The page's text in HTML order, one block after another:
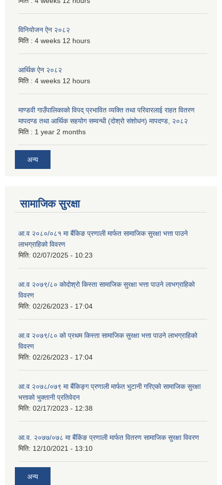
विनियोजन ऐन २०८२
मिति : 4 weeks 12 hours
आर्थिक ऐन २०८२
मिति : 4 weeks 12 hours
माण्डवी गाउँपालिकाको विपद् प्रभावित व्यक्ति तथा परिवारलाई राहत वितरण
मापदण्ड तथा आर्थिक सहयोग सम्वन्धी (दोश्रो संशोधन) मापदण्ड, २०८२
मिति : 1 year 2 months
अन्य
सामाजिक सुरक्षा
आ.व २०८०/०८१ मा बैंकिङ प्रणाली मार्फत सामाजिक सुरक्षा भत्ता पाउने
लाभग्राहिको विवरण
मिति: 02/07/2025 - 10:23
आ.व २०७९/८० कोदोश्रो किस्ता सामाजिक सुरक्षा भत्ता पाउने लाभग्राहिको
विवरण
मिति: 02/26/2023 - 17:04
आ.व २०७९/८० को प्रथम किस्ता सामाजिक सुरक्षा भत्ता पाउने लाभग्राहिको
विवरण
मिति: 02/26/2023 - 17:04
आ.व २०७८/०७९ मा बैंकिङ्ग प्रणाली मार्फत भुटानी गरिएको सामाजिक सुरक्षा
भत्ताको भुक्तानी प्रतिवेदन
मिति: 02/17/2023 - 12:38
आ.व. २०७७/०७८ मा बैंकिंङ प्रणाली मार्फत वितरण सामाजिक सुरक्षा विवरण
मिति: 12/10/2021 - 13:10
अन्य